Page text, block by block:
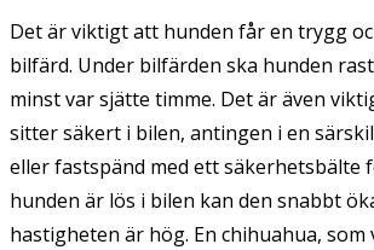
Det är viktigt att hunden får en trygg
bilfärd. Under bilfärden ska hunden
minst var sjätte timme. Det är även
sitter säkert i bilen, antingen i en
eller fastspänd med ett säkerhetsbälte
hunden är lös i bilen kan den snabbt
hastigheten är hög. En chihuahua,